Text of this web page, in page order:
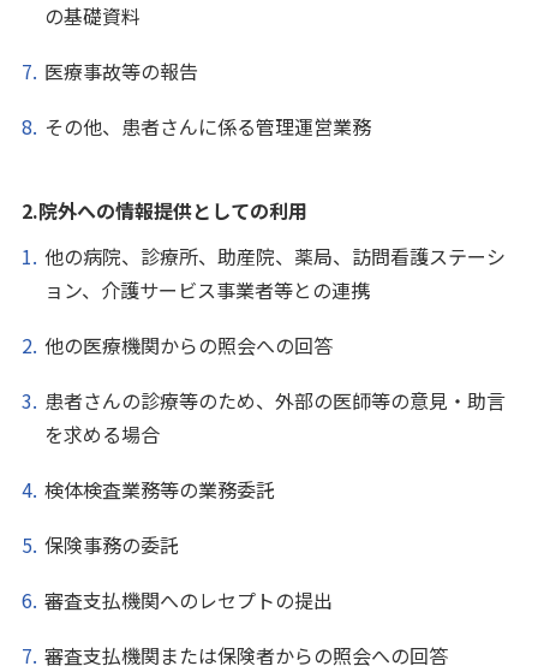
の基礎資料
医療事故等の報告
その他、患者さんに係る管理運営業務
2.院外への情報提供としての利用
他の病院、診療所、助産院、薬局、訪問看護ステーシ
ョン、介護サービス事業者等との連携
他の医療機関からの照会への回答
患者さんの診療等のため、外部の医師等の意見・助言
を求める場合
検体検査業務等の業務委託
保険事務の委託
審査支払機関へのレセプトの提出
審査支払機関または保険者からの照会への回答